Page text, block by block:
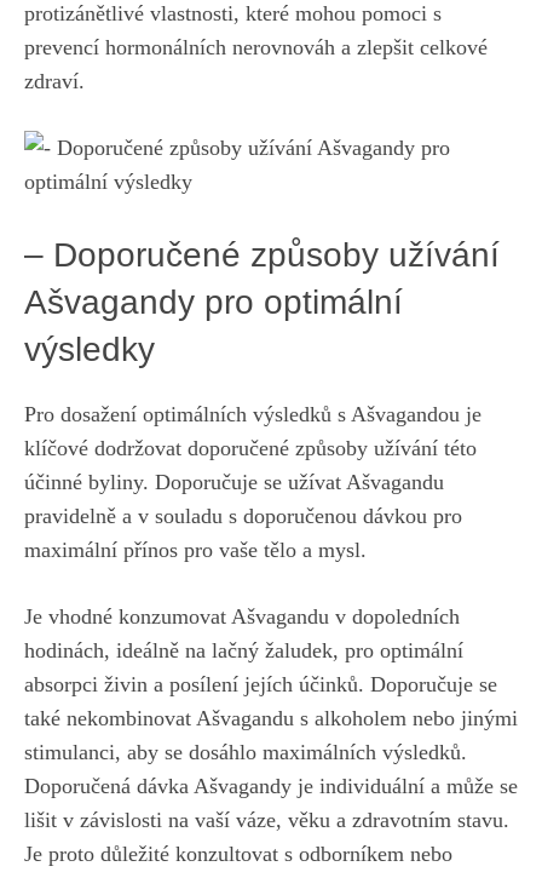
protizánětlivé vlastnosti, které mohou pomoci s
‍prevencí hormonálních nerovnováh‍ a zlepšit celkové
zdraví.
– Doporučené způsoby užívání
Ašvagandy pro optimální
‍výsledky
Pro dosažení optimálních výsledků s Ašvagandou je
klíčové ⁤dodržovat doporučené způsoby užívání této
účinné ⁢byliny.⁢ Doporučuje se užívat​ Ašvagandu
pravidelně ‌a v souladu s⁢ doporučenou dávkou pro
‌maximální přínos pro vaše tělo a mysl.
Je vhodné konzumovat Ašvagandu v dopoledních
hodinách, ideálně na lačný ‍žaludek,⁢ pro optimální
⁤absorpci⁣ živin‌ a​ posílení jejích účinků. Doporučuje se
také nekombinovat Ašvagandu​ s alkoholem nebo jinými
‌stimulanci, aby se dosáhlo maximálních​ výsledků.
Doporučená dávka Ašvagandy je individuální a může se
lišit v​ závislosti na⁤ vaší⁢ váze,⁤ věku a zdravotním stavu.
Je proto důležité konzultovat​ s odborníkem nebo‌